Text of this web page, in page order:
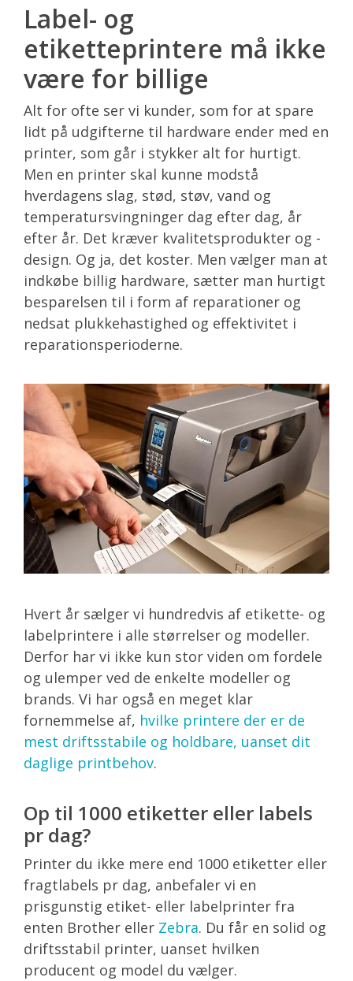
Label- og
etiketteprintere må ikke
være for billige
Alt for ofte ser vi kunder, som for at spare
lidt på udgifterne til hardware ender med en
printer, som går i stykker alt for hurtigt.
Men en printer skal kunne modstå
hverdagens slag, stød, støv, vand og
temperatursvingninger dag efter dag, år
efter år. Det kræver kvalitetsprodukter og -
design. Og ja, det koster. Men vælger man at
indkøbe billig hardware, sætter man hurtigt
besparelsen til i form af reparationer og
nedsat plukkehastighed og effektivitet i
reparationsperioderne.
Hvert år sælger vi hundredvis af etikette- og
labelprintere i alle størrelser og modeller.
Derfor har vi ikke kun stor viden om fordele
og ulemper ved de enkelte modeller og
brands. Vi har også en meget klar
fornemmelse af, hvilke printere der er de
mest driftsstabile og holdbare, uanset dit
daglige printbehov.
Op til 1000 etiketter eller labels
pr dag?
Printer du ikke mere end 1000 etiketter eller
fragtlabels pr dag, anbefaler vi en
prisgunstig etiket- eller labelprinter fra
enten Brother eller Zebra. Du får en solid og
driftsstabil printer, uanset hvilken
producent og model du vælger.